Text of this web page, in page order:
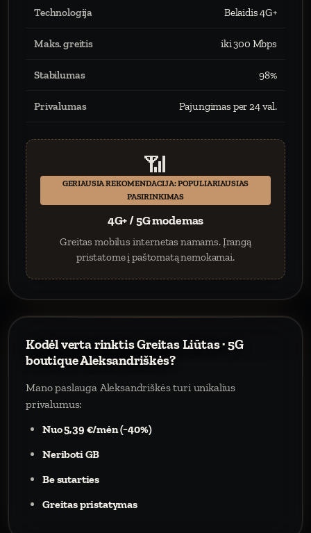
Technologija Belaidis 4G+
Maks. greitis iki 300 Mbps
Stabilumas 98%
Privalumas Pajungimas per 24 val.
📶
GERIAUSIA REKOMENDACIJA: POPULIARIAUSIAS
PASIRINKIMAS
4G+ / 5G modemas
Greitas mobilus internetas namams. Įrangą
pristatome į paštomatą nemokamai.
Kodėl verta rinktis Greitas Liūtas · 5G
boutique Aleksandriškės?
Mano paslauga Aleksandriškės turi unikalius
privalumus:
Nuo 5,39 €/mėn (−40%)
Neriboti GB
Be sutarties
Greitas pristatymas